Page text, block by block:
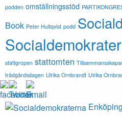
podden omställningsstöd
Book Peter Hultqvist podd
stattgropen stattomten
trädgårdsdagen Ulrika Ornbrandt Ulrika
Enköping